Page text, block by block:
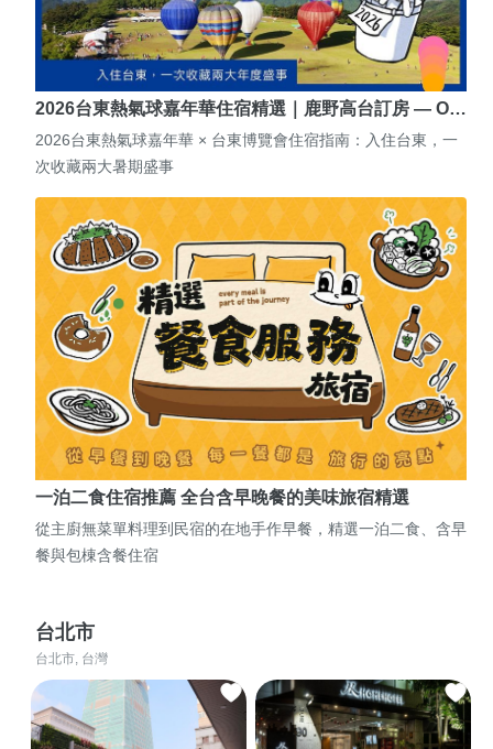
2026台東熱氣球嘉年華住宿精選｜鹿野高台訂房 — O…
2026台東熱氣球嘉年華 × 台東博覽會住宿指南：入住台東，一
次收藏兩大暑期盛事
一泊二食住宿推薦 全台含早晚餐的美味旅宿精選
從主廚無菜單料理到民宿的在地手作早餐，精選一泊二食、含早
餐與包棟含餐住宿
台北市
台北市, 台灣